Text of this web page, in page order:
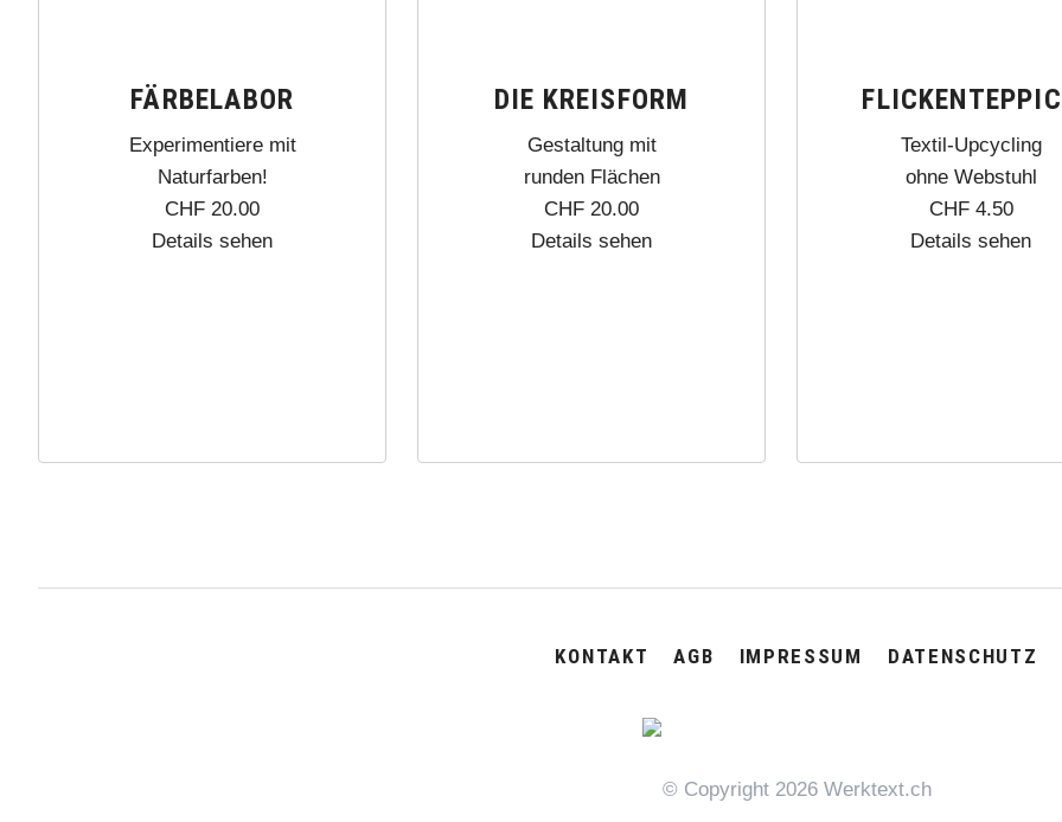
FÄRBELABOR
Experimentiere mit
Naturfarben!
CHF 20.00
Details sehen
DIE KREISFORM
Gestaltung mit
runden Flächen
CHF 20.00
Details sehen
Textil-Upcycling
ohne Webstuhl
CHF4.50
Details sehen
ÜBERSPRINGEN
KONTAKT AGB IMPRESSUM DATENSCHUTZ
© Copyright 2026 Werktext.ch